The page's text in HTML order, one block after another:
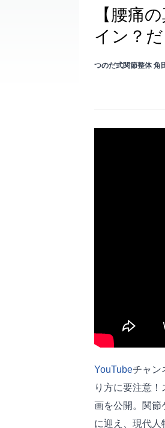
【腰痛
イン？
つのだ式関節整体 角
YouTubeチャン
り方に要注意
画を公開。関節
に迎え、現代人